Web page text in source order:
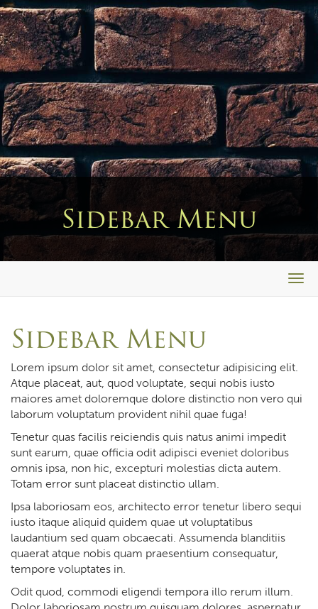
Sidebar Menu
Sidebar Menu
Lorem ipsum dolor sit amet, consectetur adipisicing elit.
Atque placeat, aut, quod voluptate, sequi nobis iusto
maiores amet doloremque dolore distinctio non vero qui
laborum voluptatum provident nihil quae fuga!
Tenetur quas facilis reiciendis quis natus animi impedit
sunt earum, quae officia odit adipisci eveniet doloribus
omnis ipsa, non hic, excepturi molestias dicta autem.
Totam error sunt placeat distinctio ullam.
Ipsa laboriosam eos, architecto error tenetur libero sequi
iusto itaque aliquid quidem quae ut voluptatibus
laudantium sed quam obcaecati. Assumenda blanditiis
quaerat atque nobis quam praesentium consequatur,
tempore voluptates in.
Odit quod, commodi eligendi tempora illo rerum illum.